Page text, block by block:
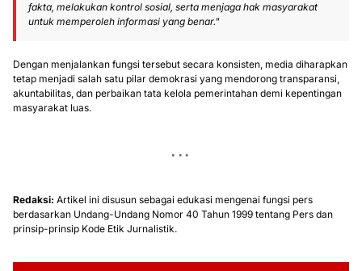
fakta, melakukan kontrol sosial, serta menjaga hak masyarakat
untuk memperoleh informasi yang benar."
Dengan menjalankan fungsi tersebut secara konsisten, media diharapkan
tetap menjadi salah satu pilar demokrasi yang mendorong transparansi,
akuntabilitas, dan perbaikan tata kelola pemerintahan demi kepentingan
masyarakat luas.
Redaksi: Artikel ini disusun sebagai edukasi mengenai fungsi pers
berdasarkan Undang-Undang Nomor 40 Tahun 1999 tentang Pers dan
prinsip-prinsip Kode Etik Jurnalistik.